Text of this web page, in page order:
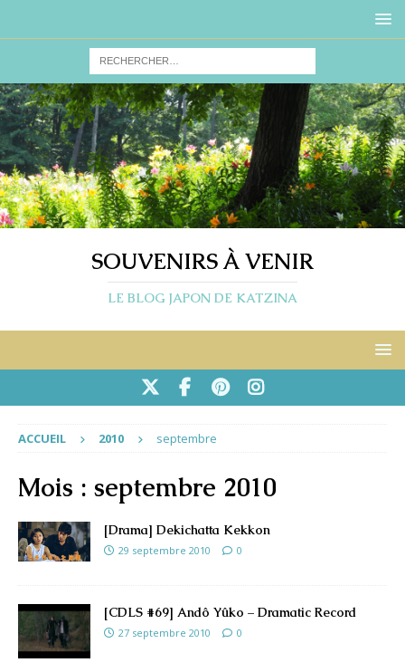
SOUVENIRS À VENIR
LE BLOG JAPON DE KATZINA
ACCUEIL 2010 septembre
Mois : septembre 2010
[Drama] Dekichatta Kekkon
29 septembre 2010 0
[CDLS #69] Andô Yûko – Dramatic Record
27 septembre 2010 0